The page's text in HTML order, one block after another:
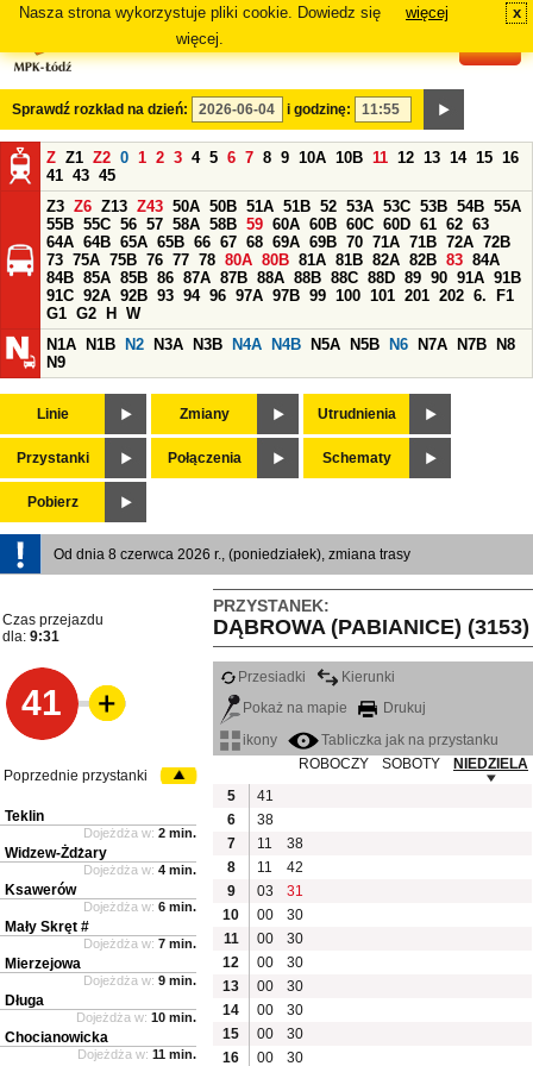
Nasza strona wykorzystuje pliki cookie. Dowiedz się
więcej.
więcej x
Sprawdź rozkład na dzień: i godzinę:
Z Z1 Z2 0 1 2 3 4 5 6 7 8 9 10A 10B 11 12 13 14 15 16
41 43 45
Z3 Z6 Z13 Z43 50A 50B 51A 51B 52 53A 53C 53B 54B 55A
55B 55C 56 57 58A 58B 59 60A 60B 60C 60D 61 62 63
64A 64B 65A 65B 66 67 68 69A 69B 70 71A 71B 72A 72B
73 75A 75B 76 77 78 80A 80B 81A 81B 82A 82B 83 84A
84B 85A 85B 86 87A 87B 88A 88B 88C 88D 89 90 91A 91B
91C 92A 92B 93 94 96 97A 97B 99 100 101 201 202 6.
F1
G1 G2 H
W
N1A
N1B N2 N3A N3B N4A N4B N5A N5B N6 N7A N7B
N8
N9
Linie Zmiany Utrudnienia
Przystanki Połączenia Schematy
Pobierz
Od dnia 8 czerwca 2026 r., (poniedziałek), zmiana trasy
PRZYSTANEK:
DĄBROWA (PABIANICE) (3153)
Czas przejazdu
dla: 9:31
41
Przesiadki
Kierunki
Pokaż na mapie
Drukuj
ikony
Tabliczka jak na przystanku
ROBOCZY
SOBOTY
NIEDZIELA
5
41
6
38
7
11
38
8
11
42
9
03
31
10
00
30
11
00
30
12
00
30
13
00
30
14
00
30
15
00
30
16
00 30
Poprzednie przystanki
Teklin
Dojeżdża w: 2 min.
Widzew-Żdżary
Dojeżdża w: 4 min.
Ksawerów
Dojeżdża w: 6 min.
Mały Skręt #
Dojeżdża w: 7 min.
Mierzejowa
Dojeżdża w: 9 min.
Długa
Dojeżdża w: 10 min.
Chocianowicka
Dojeżdża w: 11 min.